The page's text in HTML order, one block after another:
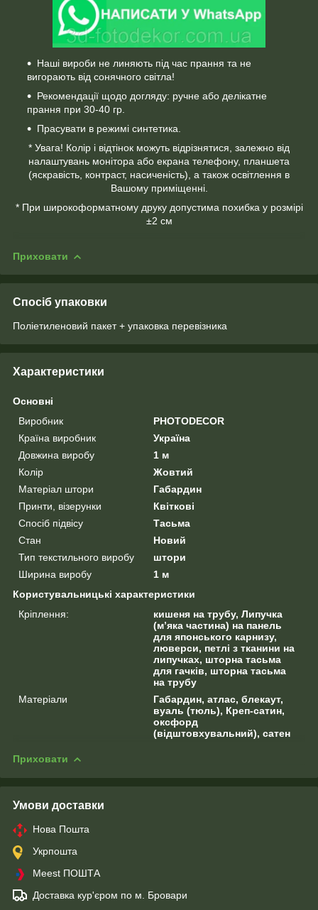
Наші вироби не линяють під час прання та не
вигорають від сонячного світла!
Рекомендації щодо догляду: ручне або делікатне
прання при 30-40 гр.
Прасувати в режимі синтетика.
* Увага! Колір і відтінок можуть відрізнятися, залежно від
налаштувань монітора або екрана телефону, планшета
(яскравість, контраст, насиченість), а також освітлення в
Вашому приміщенні.
* При широкоформатному друку допустима похибка у розмірі
±2 см
Приховати
Спосіб упаковки
Поліетиленовий пакет + упаковка перевізника
Характеристики
Основні
Виробник
PHOTODECOR
Країна виробник
Україна
Довжина виробу
1 м
Колір
Жовтий
Матеріал штори
Габардин
Принти, візерунки
Квіткові
Спосіб підвісу
Тасьма
Стан
Новий
Тип текстильного виробу
штори
Ширина виробу
1 м
Користувальницькі характеристики
Кріплення:
кишеня на трубу, Липучка
(м’яка частина) на панель
для японського карнизу,
люверси, петлі з тканини на
липучках, шторна тасьма
для гачків, шторна тасьма
на трубу
Матеріали
Габардин, атлас, блекаут,
вуаль (тюль), Креп-сатин,
оксфорд
(відштовхувальний), сатен
Приховати
Умови доставки
Нова Пошта
Укрпошта
Meest ПОШТА
Доставка кур'єром по м. Бровари